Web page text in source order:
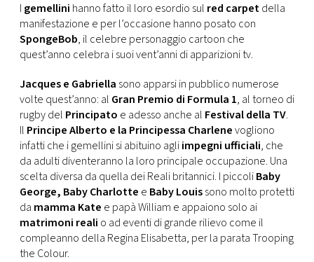
I gemellini hanno fatto il loro esordio sul red carpetdella
manifestazione e per l’occasione hanno posato con
SpongeBob, il celebre personaggio cartoon che
quest’anno celebra i suoi vent’anni di apparizioni tv.
Jacques e Gabriella sono apparsi in pubblico numerose
volte quest’anno: al Gran Premio di Formula 1, al torneo di
rugby del Principato e adesso anche al Festival della TV.
Il Principe Alberto e la Principessa Charlenevogliono
infatti che i gemellini si abituino agliimpegni ufficiali, che
da adulti diventeranno la loro principale occupazione. Una
scelta diversa da quella dei Reali britannici. I piccoliBaby
George, Baby Charlotte e Baby Louissono molto protetti
da mamma Kate e papà William e appaiono solo ai
matrimoni reali o ad eventi di grande rilievo come il
compleanno della Regina Elisabetta, per la parata Trooping
the Colour.